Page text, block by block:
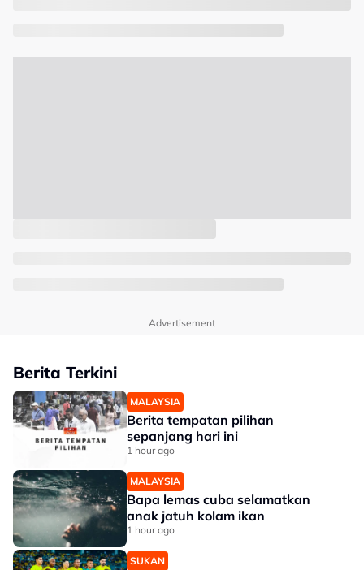
Advertisement
Berita Terkini
MALAYSIA
Berita tempatan pilihan
sepanjang hari ini
1 hour ago
MALAYSIA
Bapa lemas cuba selamatkan
anak jatuh kolam ikan
1 hour ago
SUKAN